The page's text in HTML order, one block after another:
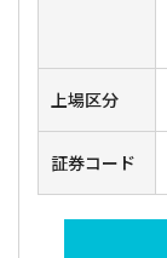
上場区分
証券コード